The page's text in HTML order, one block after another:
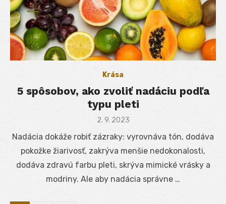
Krása
5 spôsobov, ako zvoliť nadáciu podľa
typu pleti
Posted
2. 9. 2023
Nadácia dokáže robiť zázraky: vyrovnáva tón, dodáva
pokožke žiarivosť, zakrýva menšie nedokonalosti,
dodáva zdravú farbu pleti, skrýva mimické vrásky a
modriny. Ale aby nadácia správne …